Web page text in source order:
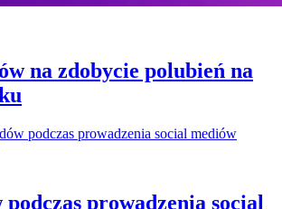
na zdobycie polubień na
podczas prowadzenia social